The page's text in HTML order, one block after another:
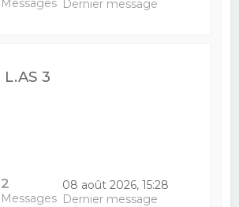
Dernier message
L.AS 3
2
Messages
08 août 2026, 15:28
Dernier message